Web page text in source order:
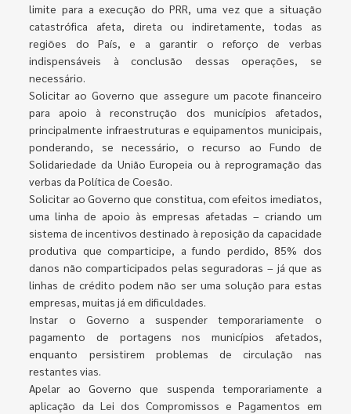
limite para a execução do PRR, uma vez que a situação
catastrófica afeta, direta ou indiretamente, todas as
regiões do País, e a garantir o reforço de verbas
indispensáveis à conclusão dessas operações, se
necessário.
Solicitar ao Governo que assegure um pacote financeiro
para apoio à reconstrução dos municípios afetados,
principalmente infraestruturas e equipamentos municipais,
ponderando, se necessário, o recurso ao Fundo de
Solidariedade da União Europeia ou à reprogramação das
verbas da Política de Coesão.
Solicitar ao Governo que constitua, com efeitos imediatos,
uma linha de apoio às empresas afetadas – criando um
sistema de incentivos destinado à reposição da capacidade
produtiva que comparticipe, a fundo perdido, 85% dos
danos não comparticipados pelas seguradoras – já que as
linhas de crédito podem não ser uma solução para estas
empresas, muitas já em dificuldades.
Instar o Governo a suspender temporariamente o
pagamento de portagens nos municípios afetados,
enquanto persistirem problemas de circulação nas
restantes vias.
Apelar ao Governo que suspenda temporariamente a
aplicação da Lei dos Compromissos e Pagamentos em